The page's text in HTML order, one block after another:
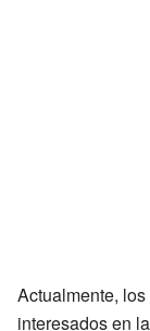
Actualmente,
interesados en